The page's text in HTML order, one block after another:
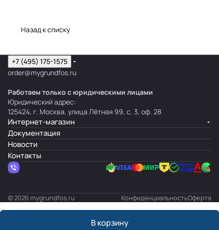
Назад к списку
В корзину
+7 (495) 175-1575
order@mygrundfos.ru
Работаем только с юридическими лицами
Юридический адрес:
125424, г. Москва, улица Лётная 99, с. 3, оф. 28
Интернет-магазин
Документация
Новости
Контакты
© 2026 mygrundfos.ru КонфиденциальностьОферта